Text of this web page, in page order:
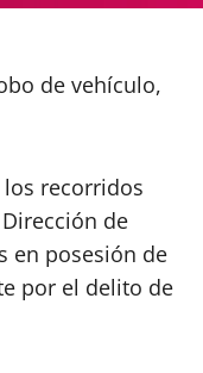
de vehículo,
recorridos
de
en posesión de
por el delito de